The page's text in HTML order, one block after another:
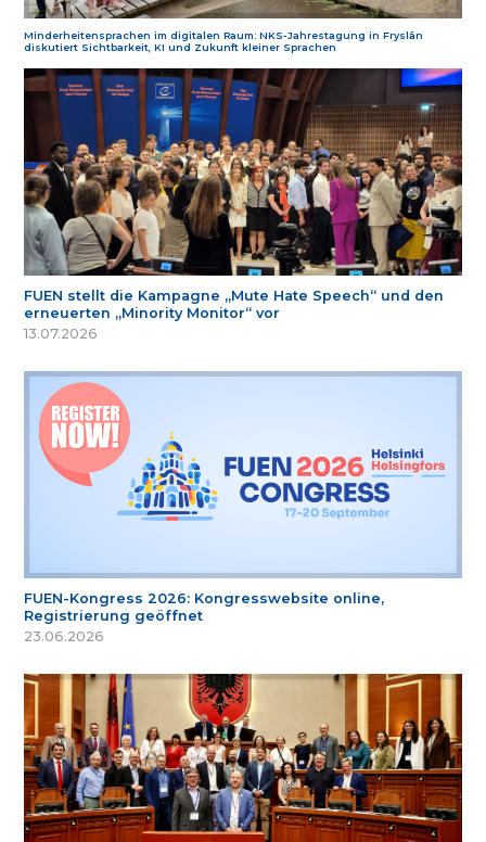
Minderheitensprachen im digitalen Raum: NKS-Jahrestagung in Fryslân
diskutiert Sichtbarkeit, KI und Zukunft kleiner Sprachen
FUEN stellt die Kampagne „Mute Hate Speech“ und den
erneuerten „Minority Monitor“ vor
13.07.2026
FUEN-Kongress 2026: Kongresswebsite online,
Registrierung geöffnet
23.06.2026